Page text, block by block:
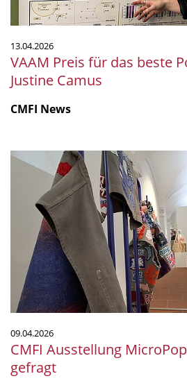
Justine
Camus
13.04.2026
VAAM Preis für das beste
Justine Camus
CMFI News
CMFI
Ausstellung
MicroPop
international
gefragt
09.04.2026
CMFI Ausstellung
gefragt